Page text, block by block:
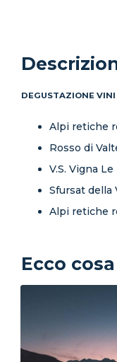
DEGUSTAZIONE VINI
Alpi retiche
Rosso di
V.S. Vigna
Sfursat della
Alpi retiche
Ecco